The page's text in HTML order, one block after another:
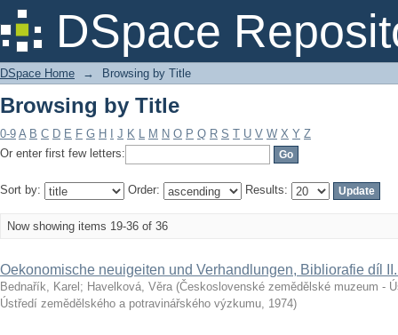
DSpace
Browsing by Title
DSpace Home → Browsing by Title
Browsing by Title
0-9 A B C D E F G H J K L M N O P Q R S T U V W X Y Z
Or enter first few letters:
Sort by: Order: Results:
Now showing items 19-36 of 36
Oekonomische neuigeiten und Verhandlungen, Bibliorafie díl
Bednařík, Karel ; Havelková, Věra (Československé zemědělské muzeum -
Ústředí zemědělského a potravinářského výzkumu, 1974)